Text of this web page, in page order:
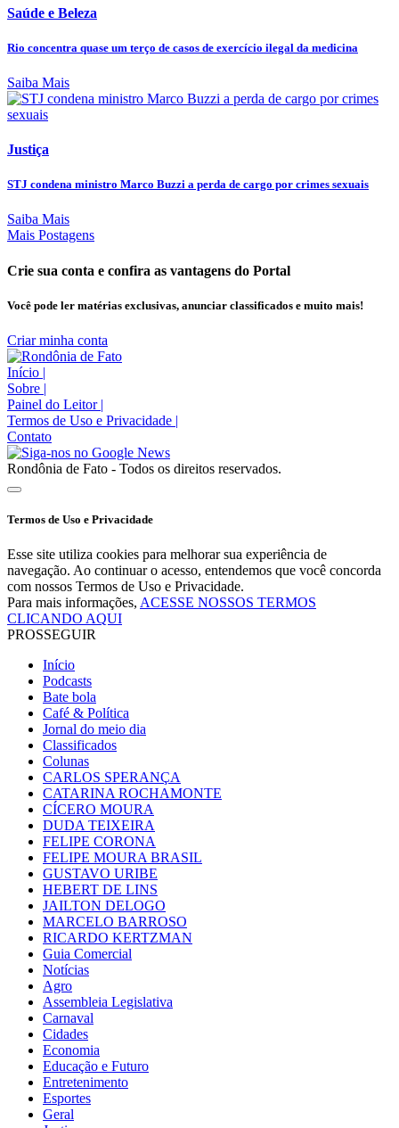
Saúde e Beleza
Rio concentra quase um terço de casos de exercício ilegal da medicina
Saiba Mais
Justiça
STJ condena ministro Marco Buzzi a perda de cargo por crimes sexuais
Saiba Mais
Mais Postagens
Crie sua conta e confira as vantagens do Portal
Você pode ler matérias exclusivas, anunciar classificados e muito mais!
Criar minha conta
Início |
Sobre |
Painel do Leitor |
Termos de Uso e Privacidade |
Contato
Rondônia de Fato - Todos os direitos reservados.
Termos de Uso e Privacidade
Esse site utiliza cookies para melhorar sua experiência de
navegação. Ao continuar o acesso, entendemos que você concorda
com nossos Termos de Uso e Privacidade.
Para mais informações, ACESSE NOSSOS TERMOS
CLICANDO AQUI
PROSSEGUIR
Início
Podcasts
Bate bola
Café & Política
Jornal do meio dia
Classificados
Colunas
CARLOS SPERANÇA
CATARINA ROCHAMONTE
CÍCERO MOURA
DUDA TEIXEIRA
FELIPE CORONA
FELIPE MOURA BRASIL
GUSTAVO URIBE
HEBERT DE LINS
JAILTON DELOGO
MARCELO BARROSO
RICARDO KERTZMAN
Guia Comercial
Notícias
Agro
Assembleia Legislativa
Carnaval
Cidades
Economia
Educação e Futuro
Entretenimento
Esportes
Geral